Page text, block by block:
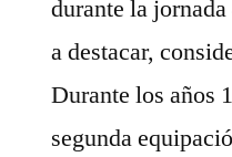
durante la
a destacar,
Durante los años
segunda